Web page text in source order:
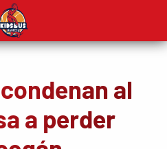
al
a perder